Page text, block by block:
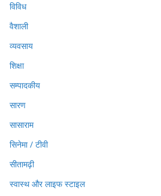
विविध
वैशाली
व्यवसाय
शिक्षा
सम्पादकीय
सारण
सासाराम
सिनेमा / टीवी
सीतामढ़ी
स्वास्थ और लाइफ स्टाइल